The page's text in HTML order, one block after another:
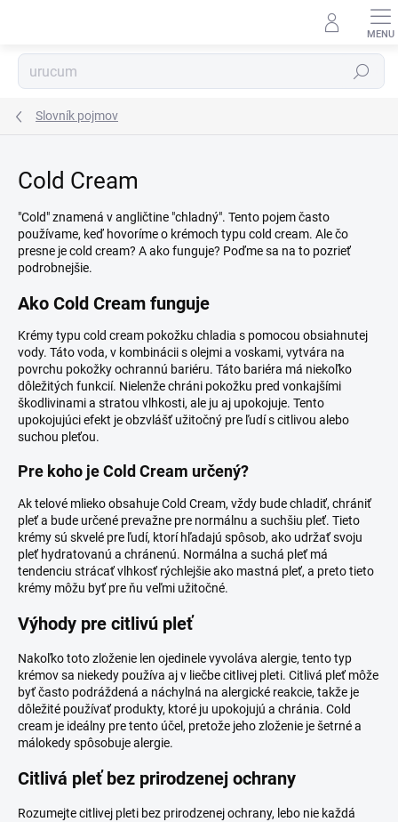
Hľadať
Slovník pojmov
Cold Cream
"Cold" znamená v angličtine "chladný". Tento pojem často
používame, keď hovoríme o krémoch typu cold cream. Ale čo
presne je cold cream? A ako funguje? Poďme sa na to pozrieť
podrobnejšie.
Ako Cold Cream funguje
Krémy typu cold cream pokožku chladia s pomocou obsiahnutej
vody. Táto voda, v kombinácii s olejmi a voskami, vytvára na
povrchu pokožky ochrannú bariéru. Táto bariéra má niekoľko
dôležitých funkcií. Nielenže chráni pokožku pred vonkajšími
škodlivinami a stratou vlhkosti, ale ju aj upokojuje. Tento
upokojujúci efekt je obzvlášť užitočný pre ľudí s citlivou alebo
suchou pleťou.
Pre koho je Cold Cream určený?
Ak telové mlieko obsahuje Cold Cream, vždy bude chladiť, chrániť
pleť a bude určené prevažne pre normálnu a suchšiu pleť. Tieto
krémy sú skvelé pre ľudí, ktorí hľadajú spôsob, ako udržať svoju
pleť hydratovanú a chránenú. Normálna a suchá pleť má
tendenciu strácať vlhkosť rýchlejšie ako mastná pleť, a preto tieto
krémy môžu byť pre ňu veľmi užitočné.
Výhody pre citlivú pleť
Nakoľko toto zloženie len ojedinele vyvoláva alergie, tento typ
krémov sa niekedy používa aj v liečbe citlivej pleti. Citlivá pleť môže
byť často podráždená a náchylná na alergické reakcie, takže je
dôležité používať produkty, ktoré ju upokojujú a chránia. Cold
cream je ideálny pre tento účel, pretože jeho zloženie je šetrné a
málokedy spôsobuje alergie.
Citlivá pleť bez prirodzenej ochrany
Rozumejte citlivej pleti bez prirodzenej ochrany, lebo nie každá